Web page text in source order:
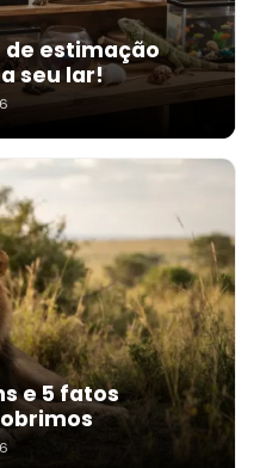
de estimação
seu lar!
e 5 fatos